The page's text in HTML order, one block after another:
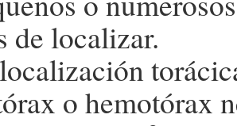
de localizar.
o hemotórax